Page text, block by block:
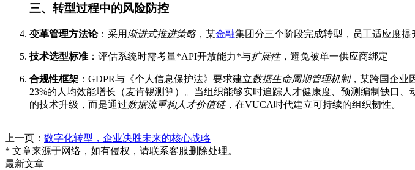
三、转型过程中的风险防控
变革管理方法论：采用 渐进式推进策略 ，某金融集团分三个阶段完成转型，员工适应度提
技术选型标准 ：评估系统时需考量*API开放能力*与扩展性，避免被单一供应商绑定
合规性框架 ：GDPR与《个人信息保护法》要求建立数据生命周期管理机制，某跨国企业
23%的人均效能增长（麦肯锡测算）。当组织能够实时追踪人才健康度、预测编制缺口
的技术升级，而是通过数据流重构人才价值链，在VUCA时代建立可持续的组织韧性。
上一页： 数字化转型，企业决胜未来的核心战略
* 文章来源于网络，如有侵权，请联系客服删除处理。
最新文章